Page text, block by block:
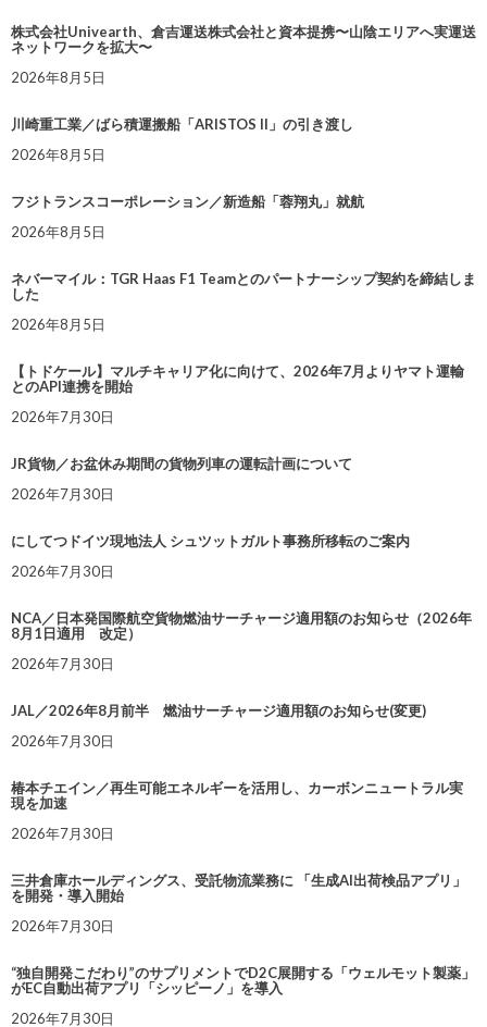
株式会社Univearth、倉吉運送株式会社と資本提携〜山陰エリアへ実運送
ネットワークを拡大〜
2026年8月5日
川崎重工業／ばら積運搬船「ARISTOS II」の引き渡し
2026年8月5日
フジトランスコーポレーション／新造船「蓉翔丸」就航
2026年8月5日
ネバーマイル：TGR Haas F1 Teamとのパートナーシップ契約を締結しま
した
2026年8月5日
【トドケール】マルチキャリア化に向けて、2026年7月よりヤマト運輸
とのAPI連携を開始
2026年7月30日
JR貨物／お盆休み期間の貨物列車の運転計画について
2026年7月30日
にしてつドイツ現地法人 シュツットガルト事務所移転のご案内
2026年7月30日
NCA／日本発国際航空貨物燃油サーチャージ適用額のお知らせ（2026年
8月1日適用 改定）
2026年7月30日
JAL／2026年8月前半 燃油サーチャージ適用額のお知らせ(変更)
2026年7月30日
椿本チエイン／再生可能エネルギーを活用し、カーボンニュートラル実
現を加速
2026年7月30日
三井倉庫ホールディングス、受託物流業務に 「生成AI出荷検品アプリ」
を開発・導入開始
2026年7月30日
“独自開発こだわり”のサプリメントでD2C展開する「ウェルモット製薬」
がEC自動出荷アプリ「シッピーノ」を導入
2026年7月30日